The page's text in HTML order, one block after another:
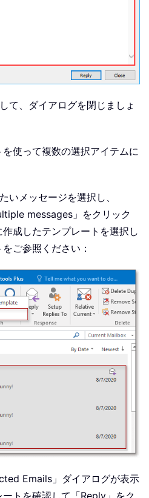
て、ダイアログを閉じましょ
使って複数の選択アイテムに
いメッセージを選択し、
messages 」をクリック
成したテンプレートを選択し
ご参照ください：
Emails 」ダイアログが表示
トを確認して「Reply 」をク